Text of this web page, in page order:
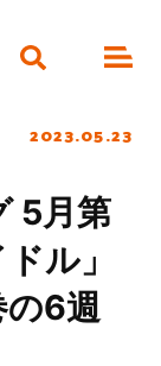
2023.05.23
5月第
ル」
の6週